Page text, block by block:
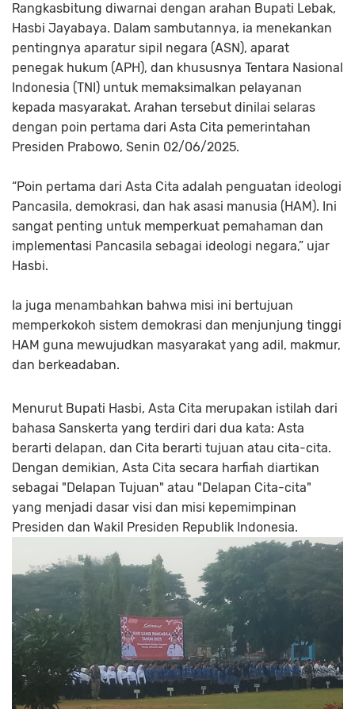
Rangkasbitung diwarnai dengan arahan Bupati Lebak,
Hasbi Jayabaya. Dalam sambutannya, ia menekankan
pentingnya aparatur sipil negara (ASN), aparat
penegak hukum (APH), dan khususnya Tentara Nasional
Indonesia (TNI) untuk memaksimalkan pelayanan
kepada masyarakat. Arahan tersebut dinilai selaras
dengan poin pertama dari Asta Cita pemerintahan
Presiden Prabowo, Senin 02/06/2025.
“Poin pertama dari Asta Cita adalah penguatan ideologi
Pancasila, demokrasi, dan hak asasi manusia (HAM). Ini
sangat penting untuk memperkuat pemahaman dan
implementasi Pancasila sebagai ideologi negara,” ujar
Hasbi.
Ia juga menambahkan bahwa misi ini bertujuan
memperkokoh sistem demokrasi dan menjunjung tinggi
HAM guna mewujudkan masyarakat yang adil, makmur,
dan berkeadaban.
Menurut Bupati Hasbi, Asta Cita merupakan istilah dari
bahasa Sanskerta yang terdiri dari dua kata: Asta
berarti delapan, dan Cita berarti tujuan atau cita-cita.
Dengan demikian, Asta Cita secara harfiah diartikan
sebagai "Delapan Tujuan" atau "Delapan Cita-cita"
yang menjadi dasar visi dan misi kepemimpinan
Presiden dan Wakil Presiden Republik Indonesia.